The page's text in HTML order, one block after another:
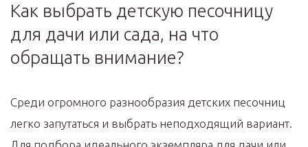
Как выбрать детскую песочницу
для дачи или сада, на что
обращать внимание?
Среди огромного разнообразия детских песочниц
легко запутаться и выбрать неподходящий вариант.